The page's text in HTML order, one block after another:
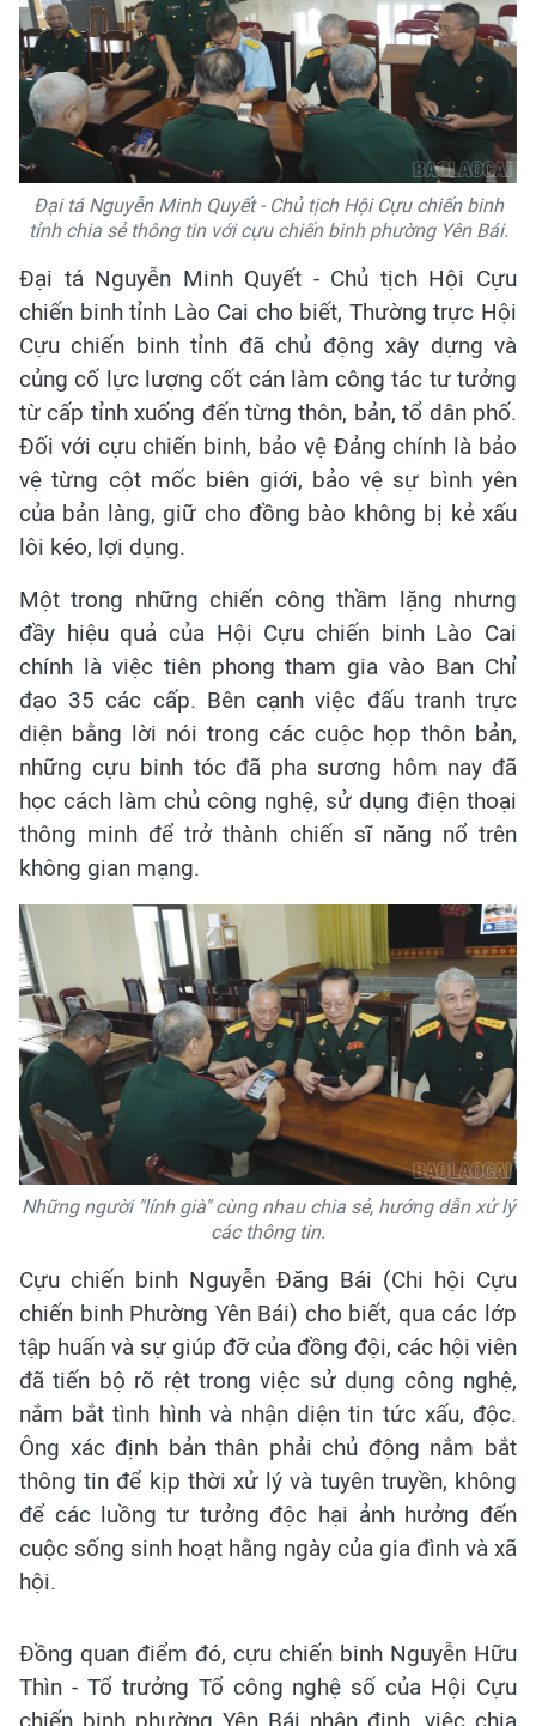
Đại tá Nguyễn Minh Quyết - Chủ tịch Hội Cựu chiến binh
tỉnh chia sẻ thông tin với cựu chiến binh phường Yên Bái.
Đại tá Nguyễn Minh Quyết - Chủ tịch Hội Cựu
chiến binh tỉnh Lào Cai cho biết, Thường trực Hội
Cựu chiến binh tỉnh đã chủ động xây dựng và
củng cố lực lượng cốt cán làm công tác tư tưởng
từ cấp tỉnh xuống đến từng thôn, bản, tổ dân phố.
Đối với cựu chiến binh, bảo vệ Đảng chính là bảo
vệ từng cột mốc biên giới, bảo vệ sự bình yên
của bản làng, giữ cho đồng bào không bị kẻ xấu
lôi kéo, lợi dụng.
Một trong những chiến công thầm lặng nhưng
đầy hiệu quả của Hội Cựu chiến binh Lào Cai
chính là việc tiên phong tham gia vào Ban Chỉ
đạo 35 các cấp. Bên cạnh việc đấu tranh trực
diện bằng lời nói trong các cuộc họp thôn bản,
những cựu binh tóc đã pha sương hôm nay đã
học cách làm chủ công nghệ, sử dụng điện thoại
thông minh để trở thành chiến sĩ năng nổ trên
không gian mạng.
Những người "lính già" cùng nhau chia sẻ, hướng dẫn xử lý
các thông tin.
Cựu chiến binh Nguyễn Đăng Bái (Chi hội Cựu
chiến binh Phường Yên Bái) cho biết, qua các lớp
tập huấn và sự giúp đỡ của đồng đội, các hội viên
đã tiến bộ rõ rệt trong việc sử dụng công nghệ,
nắm bắt tình hình và nhận diện tin tức xấu, độc.
Ông xác định bản thân phải chủ động nắm bắt
thông tin để kịp thời xử lý và tuyên truyền, không
để các luồng tư tưởng độc hại ảnh hưởng đến
cuộc sống sinh hoạt hằng ngày của gia đình và xã
hội.
Đồng quan điểm đó, cựu chiến binh Nguyễn Hữu
Thìn - Tổ trưởng Tổ công nghệ số của Hội Cựu